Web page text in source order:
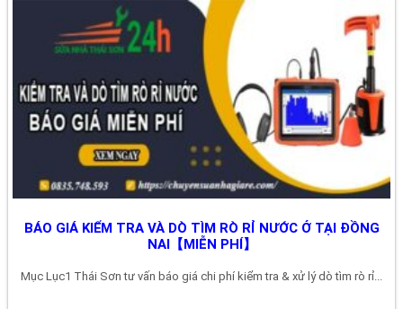
BÁO GIÁ KIỂM TRA VÀ DÒ TÌM RÒ RỈ NƯỚC Ở TẠI ĐỒNG
NAI【MIỄN PHÍ】
Mục Lục1 Thái Sơn tư vấn báo giá chi phí kiểm tra & xử lý dò tìm rò rỉ...